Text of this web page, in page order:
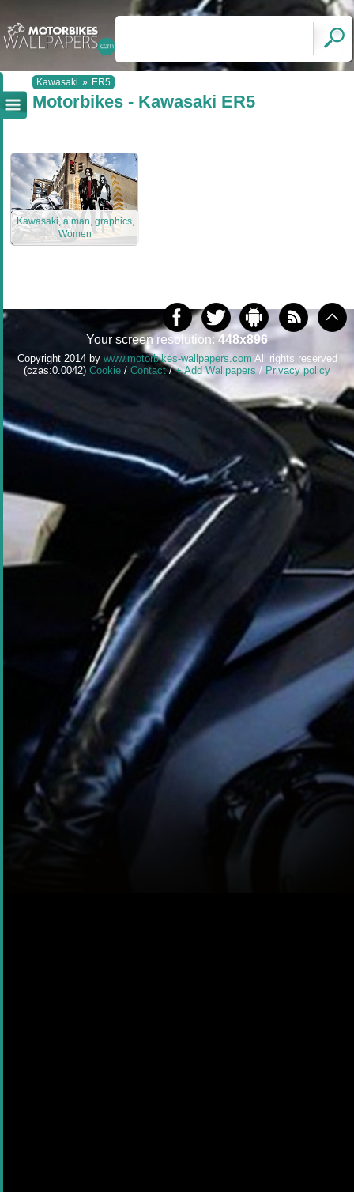
Kawasaki » ER5
Motorbikes - Kawasaki ER5
Kawasaki, a man, graphics,
Women
Your screen resolution:448x896
Copyright 2014 by www.motorbikes-wallpapers.com All rights reserved
(czas:0.0042) Cookie / Contact/+ Add Wallpapers / Privacy policy